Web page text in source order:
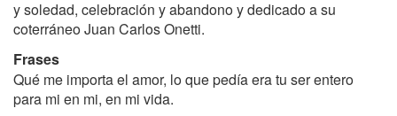
y soledad, celebración y abandono y dedicado a su
coterráneo Juan Carlos Onetti.
Frases
Qué me importa el amor, lo que pedía era tu ser entero
para mi en mi, en mi vida.